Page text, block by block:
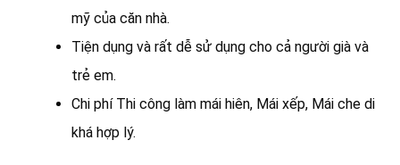
mỹ của căn nhà.
Tiện dụng và rất dễ sử dụng cho cả người già và
trẻ em.
Chi phí Thi công làm mái hiên, Mái xếp, Mái che di
khá hợp lý.